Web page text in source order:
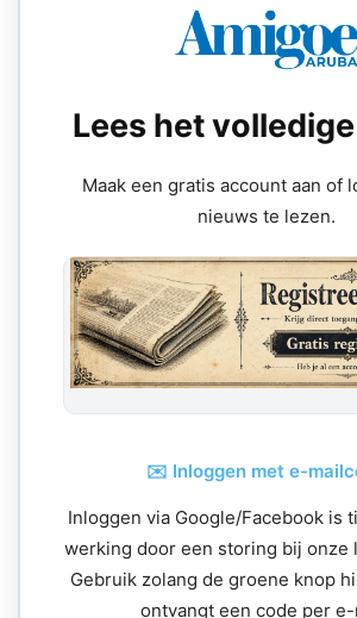
Lees het
Maak een gratis account aan of
nieuws te lezen.
✉️ Inloggen met e-
Inloggen via Google/Facebook is
werking door een storing bij onze
Gebruik zolang de groene knop
ontvangt een code per e-